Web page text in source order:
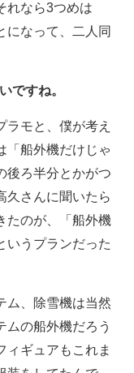
れなら3つめは
になって、二人同
ですね。
モと、僕が考え
「船外機だけじゃ
後ろ半分とかがつ
久さんに聞いたら
たのが、「船外機
いうプランだった
、除雪機は当然
ムの船外機だろう
ィギュアもこれま